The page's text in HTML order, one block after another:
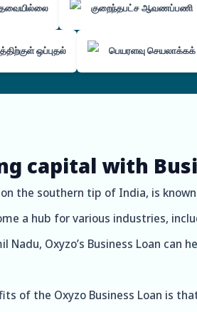
குறைந்தபட்ச ஆவணப்பணி
ஒப்புதல் பெயரளவு
capital with
the southern tip of India, is
a hub for various industries,
Nadu, Oxyzo’s Business Loan can
of the Oxyzo Business Loan is